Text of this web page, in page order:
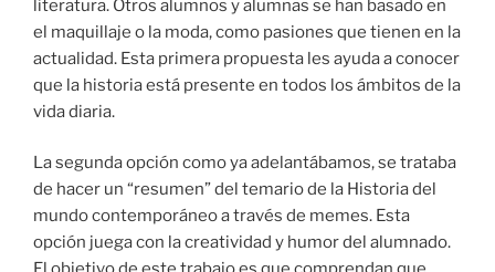
literatura. Otros alumnos y alumnas se han basado en
el maquillaje o la moda, como pasiones que tienen en la
actualidad. Esta primera propuesta les ayuda a conocer
que la historia está presente en todos los ámbitos de la
vida diaria.
La segunda opción como ya adelantábamos, se trataba
de hacer un “resumen” del temario de la Historia del
mundo contemporáneo a través de memes. Esta
opción juega con la creatividad y humor del alumnado.